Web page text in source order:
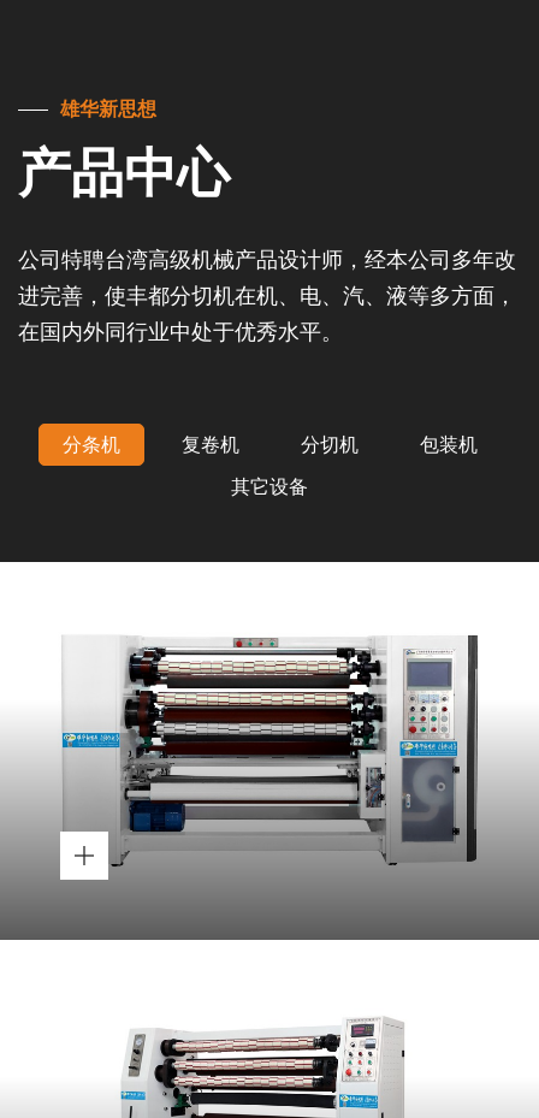
雄华新思想
产品中心
公司特聘台湾高级机械产品设计师，经本公司多年改
进完善，使丰都分切机在机、电、汽、液等多方面，
在国内外同行业中处于优秀水平。
分条机 复卷机 分切机
包装机
其它设备